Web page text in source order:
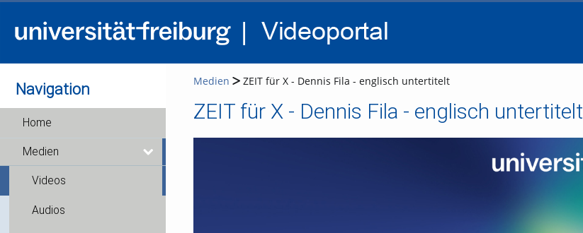
Navigation
Home
Medien
Videos
Audios
Medien ZEIT für X - Dennis Fila - englisch untertitelt
ZEIT für X - Dennis Fila - englisch untertitelt